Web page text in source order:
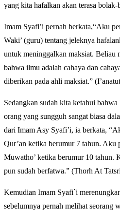
yang kita hafalkan akan terasa
Imam Syafi’i pernah berkata,“Aku
Waki’ (guru) tentang jeleknya
untuk meninggalkan maksiat. Beliau
bahwa ilmu adalah cahaya dan
diberikan pada ahli maksiat.”
Sedangkan sudah kita ketahui
orang yang sungguh sangat biasa
dari Imam Asy Syafi’i, ia berkata,
Qur’an ketika berumur 7 tahun. Aku
Muwatho’ ketika berumur 10 tahun.
pun sudah berfatwa.” (Thorh At
Kemudian Imam Syafi`i
sebelumnya pernah melihat seorang